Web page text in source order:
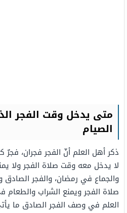
متى يدخل وقت الفجر
الصيام
ذكر أهل العلم أنّ الفجر فجران،
لا يدخل معه وقت صلاة الفجر ولا
والجماع في رمضان، والفجر
صلاة الفجر ويمنع الشراب
العلم في وصف الفجر الصادق ما